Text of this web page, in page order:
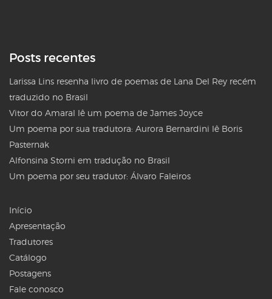
Posts recentes
Larissa Lins resenha livro de poemas de Lana Del Rey recém
traduzido no Brasil
Vitor do Amaral lê um poema de James Joyce
Um poema por sua tradutora: Aurora Bernardini lê Boris
Pasternak
Alfonsina Storni em tradução no Brasil
Um poema por seu tradutor: Álvaro Faleiros
Início
Apresentação
Tradutores
Catálogo
Postagens
Fale conosco